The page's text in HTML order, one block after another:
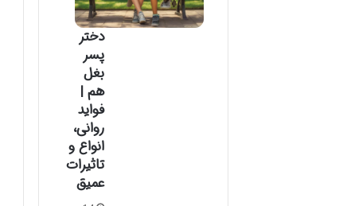
دختر
پسر
بغل
هم |
فواید
روانی،
انواع و
تاثیرات
عمیق